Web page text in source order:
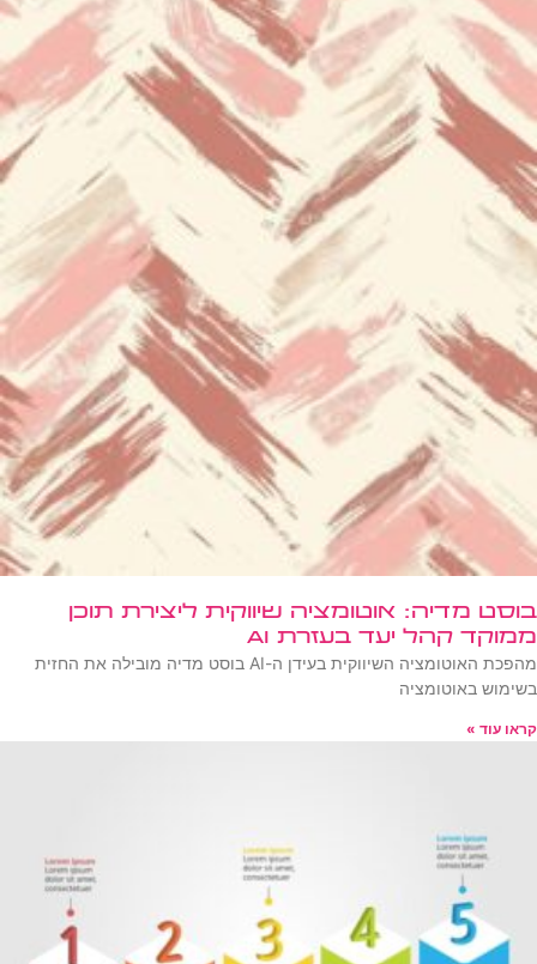
בוסט מדיה: אוטומציה שיווקית ליצירת תוכן
ממוקד קהל יעד בעזרת AI
מהפכת האוטומציה השיווקית בעידן ה-AI בוסט מדיה מובילה את החזית
בשימוש באוטומציה
קראו עוד »